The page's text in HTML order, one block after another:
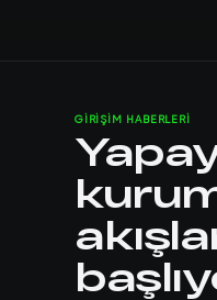
GIRIŞIM HABERLERI